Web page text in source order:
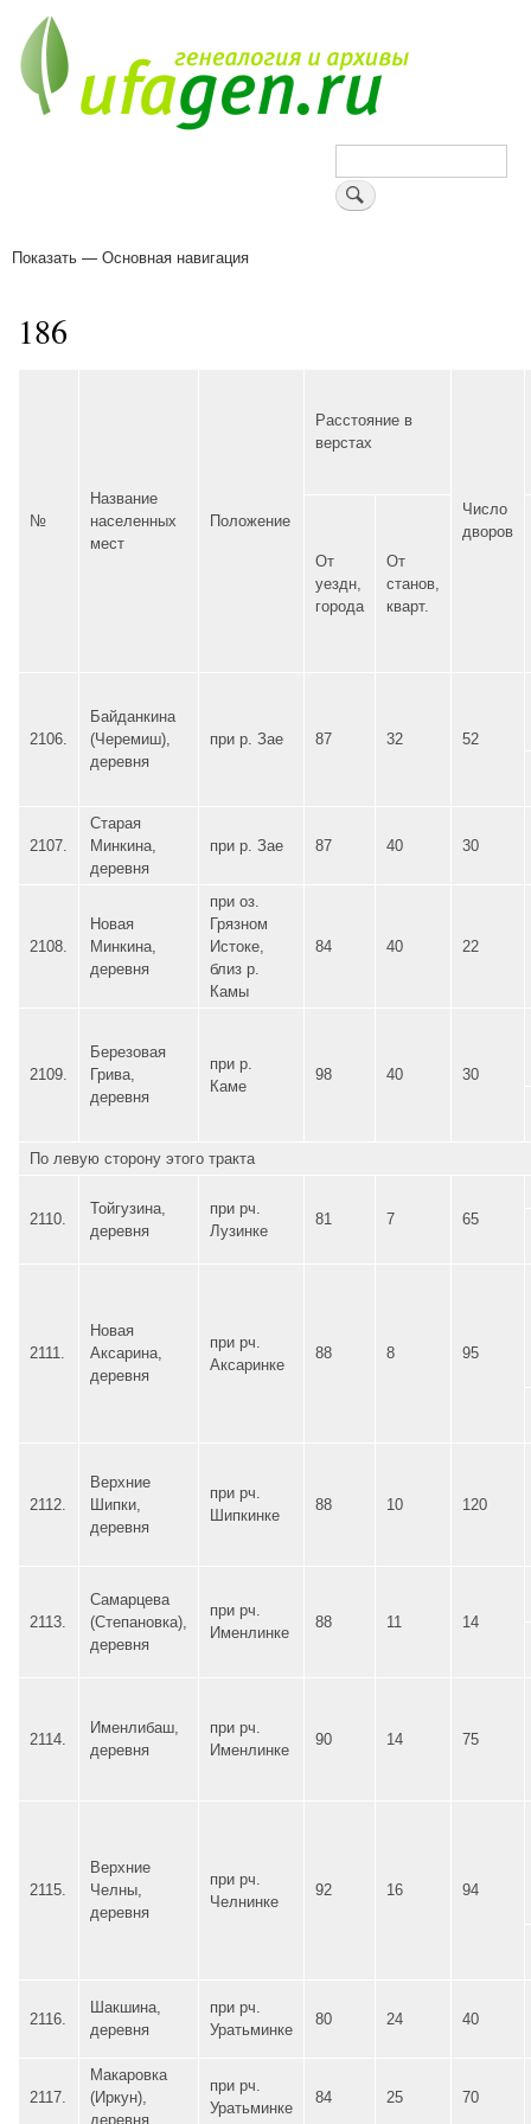
основному
содержанию
Поиск
Основная
Показать — Основная навигация
186
№
Название
населенных
мест
Положение
Расстояние в
верстах
Число
дворов
От
уездн,
города
От
станов,
кварт.
2106.
Байданкина
(Черемиш),
деревня
при р. Зае 87 32 52
2107.
Старая
Минкина,
деревня
при р. Зае 87 40 30
2108.
Новая
Минкина,
деревня
при оз.
Грязном
Истоке,
близ р.
Камы
84 40 22
2109.
Березовая
Грива,
деревня
при р.
Каме
98 40 30
По левую сторону этого тракта
2110.
Тойгузина,
деревня
при рч.
Лузинке
81 7 65
2111.
Новая
Аксарина,
деревня
при рч.
Аксаринке
88 8 95
2112.
Верхние
Шипки,
деревня
при рч.
Шипкинке
88 10 120
2113.
Самарцева
(Степановка),
деревня
при рч.
Именлинке
88 11 14
2114.
Именлибаш,
деревня
при рч.
Именлинке
90 14 75
2115.
Верхние
Челны,
деревня
при рч.
Челнинке
92 16 94
2116.
Шакшина,
деревня
при рч.
Уратьминке
80 24 40
2117.
Макаровка
(Иркун),
деревня
при рч.
Уратьминке
84 25 70